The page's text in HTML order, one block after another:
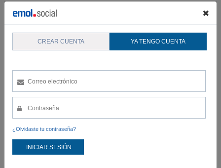
CREAR CUENTA YA TENGO CUENTA
¿Olvidaste tu contraseña?
INICIAR SESIÓN